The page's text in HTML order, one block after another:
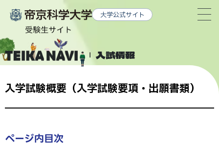
バ
ル
ビ
ル
ナ
ゲ
ー
へ
大学公式サイト
入試情報
入学試験概要（入学試験要項・出願書類）
ページ内目次